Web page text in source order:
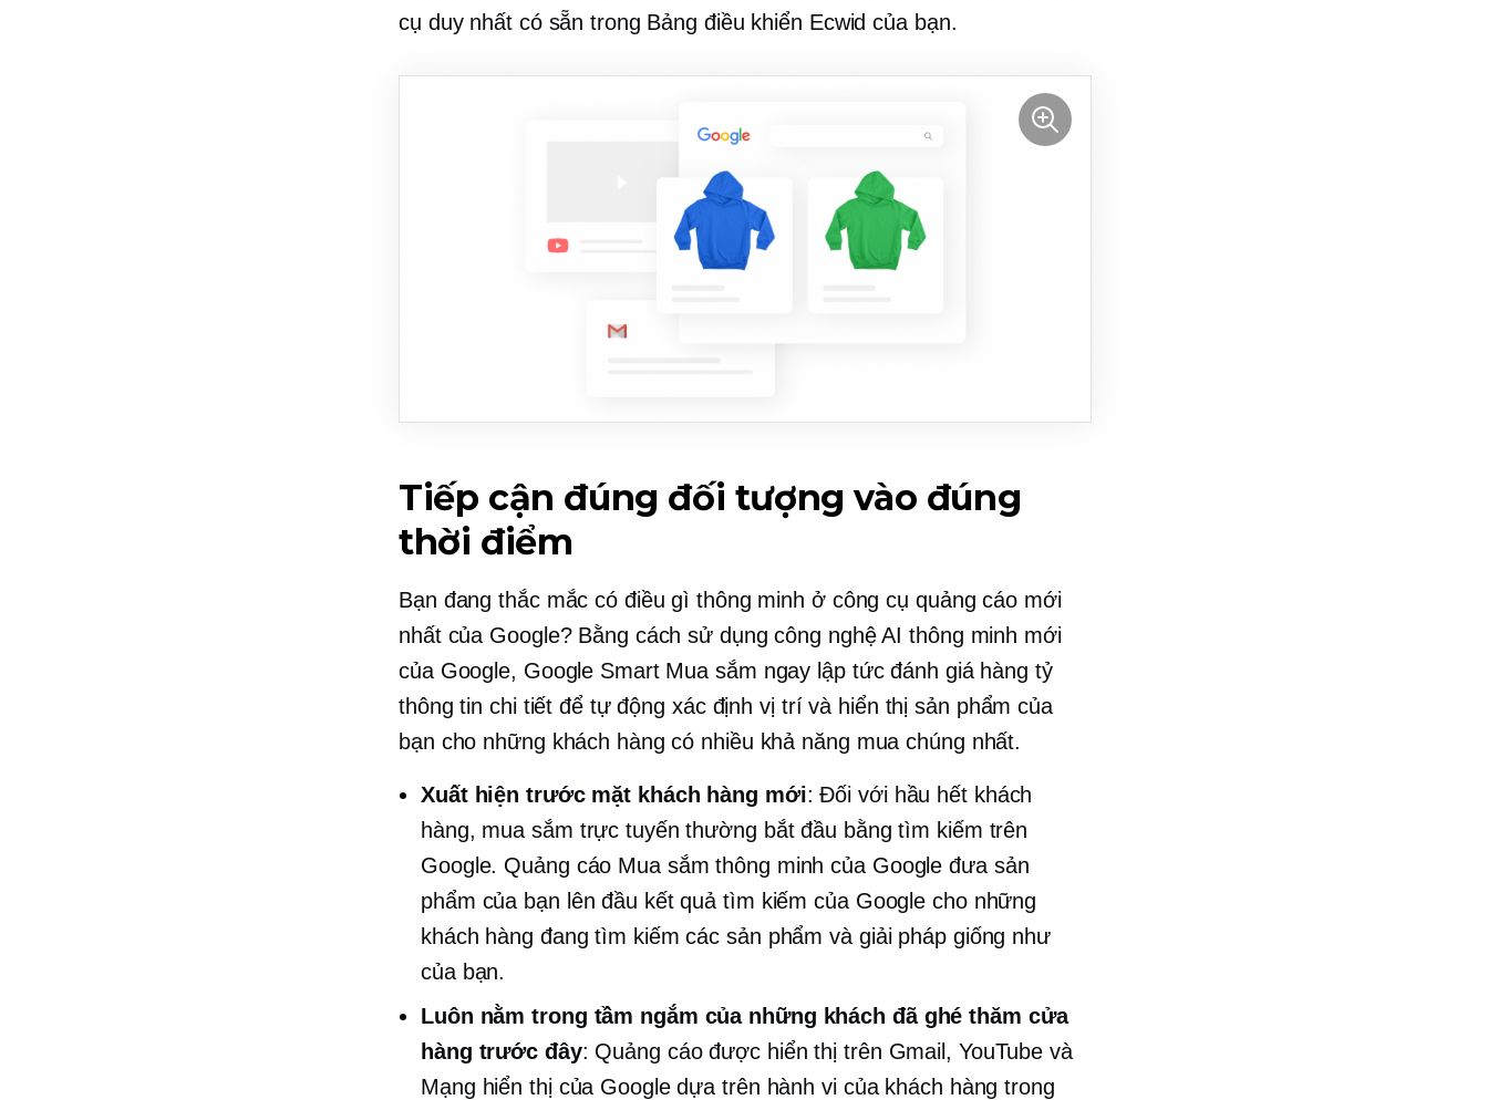
cụ duy nhất có sẵn trong Bảng điều khiển Ecwid của bạn.
Tiếp cận đúng đối tượng vào đúng
thời điểm
Bạn đang thắc mắc có điều gì thông minh ở công cụ quảng cáo mới
nhất của Google? Bằng cách sử dụng công nghệ AI thông minh mới
của Google, Google Smart Mua sắm ngay lập tức đánh giá hàng tỷ
thông tin chi tiết để tự động xác định vị trí và hiển thị sản phẩm của
bạn cho những khách hàng có nhiều khả năng mua chúng nhất.
Xuất hiện trước mặt khách hàng mới: Đối với hầu hết khách
hàng, mua sắm trực tuyến thường bắt đầu bằng tìm kiếm trên
Google. Quảng cáo Mua sắm thông minh của Google đưa sản
phẩm của bạn lên đầu kết quả tìm kiếm của Google cho những
khách hàng đang tìm kiếm các sản phẩm và giải pháp giống như
của bạn.
Luôn nằm trong tầm ngắm của những khách đã ghé thăm cửa
hàng trước đây: Quảng cáo được hiển thị trên Gmail, YouTube và
Mạng hiển thị của Google dựa trên hành vi của khách hàng trong